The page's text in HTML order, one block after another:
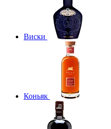
Виски
Коньяк